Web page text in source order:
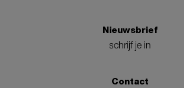
Nieuwsbrief
schrijf je in
Contact